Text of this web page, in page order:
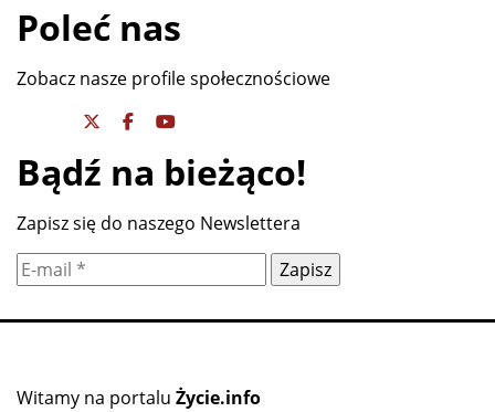
Poleć nas
Zobacz nasze profile społecznościowe
Bądź na bieżąco!
Zapisz się do naszego Newslettera
Witamy na portalu Życie.info